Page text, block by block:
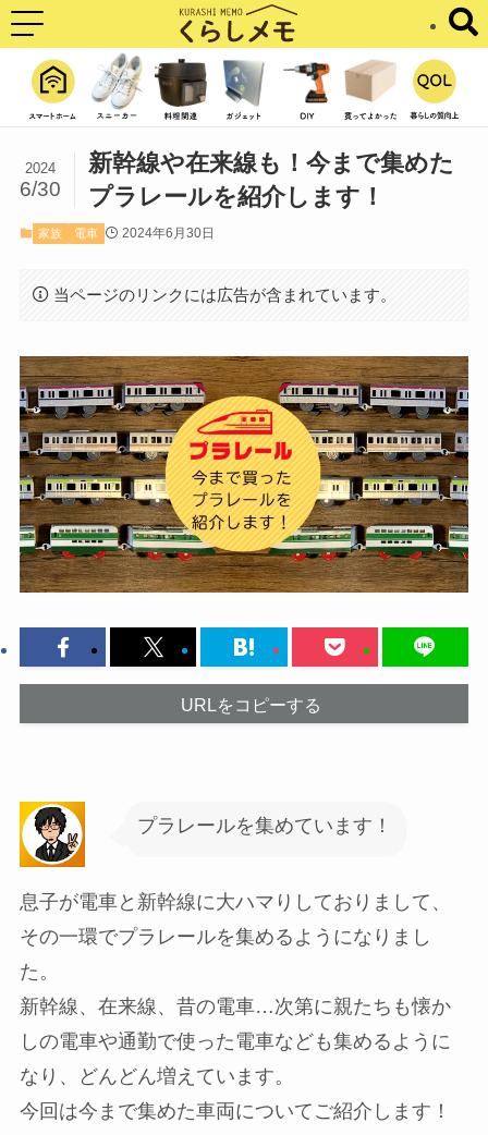
新幹線や在来線も！今まで集めた
プラレールを紹介します！
2024
6/30
家族 電車 2024年6月30日
当ページのリンクには広告が含まれています。
URLをコピーする
プラレールを集めています！
息子が電車と新幹線に大ハマりしておりまして、
その一環でプラレールを集めるようになりまし
た。
新幹線、在来線、昔の電車…次第に親たちも懐か
しの電車や通勤で使った電車なども集めるように
なり、どんどん増えています。
今回は今まで集めた車両についてご紹介します！